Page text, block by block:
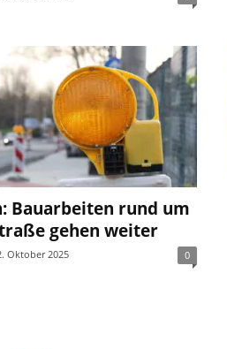
Bauarbeiten rund um
gehen weiter
Oktober 2025 0